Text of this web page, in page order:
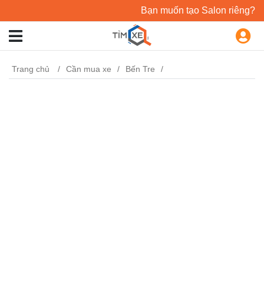
Bạn muốn tạo Salon riêng?
Trang chủ Cần mua xe Bến Tre